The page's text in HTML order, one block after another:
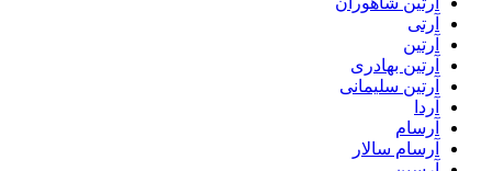
آرتی
آرتین
آرتین بهادری
آرتین سلیمانی
آردا
آرسام
آرسام سالار